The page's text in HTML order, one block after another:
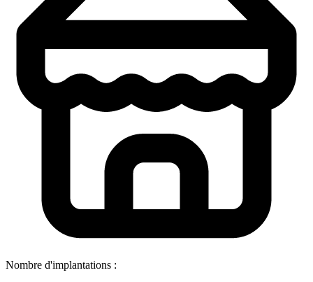
Nombre d'implantations :